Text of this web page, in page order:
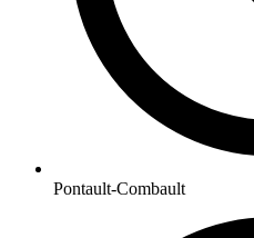
Pontault-Combault